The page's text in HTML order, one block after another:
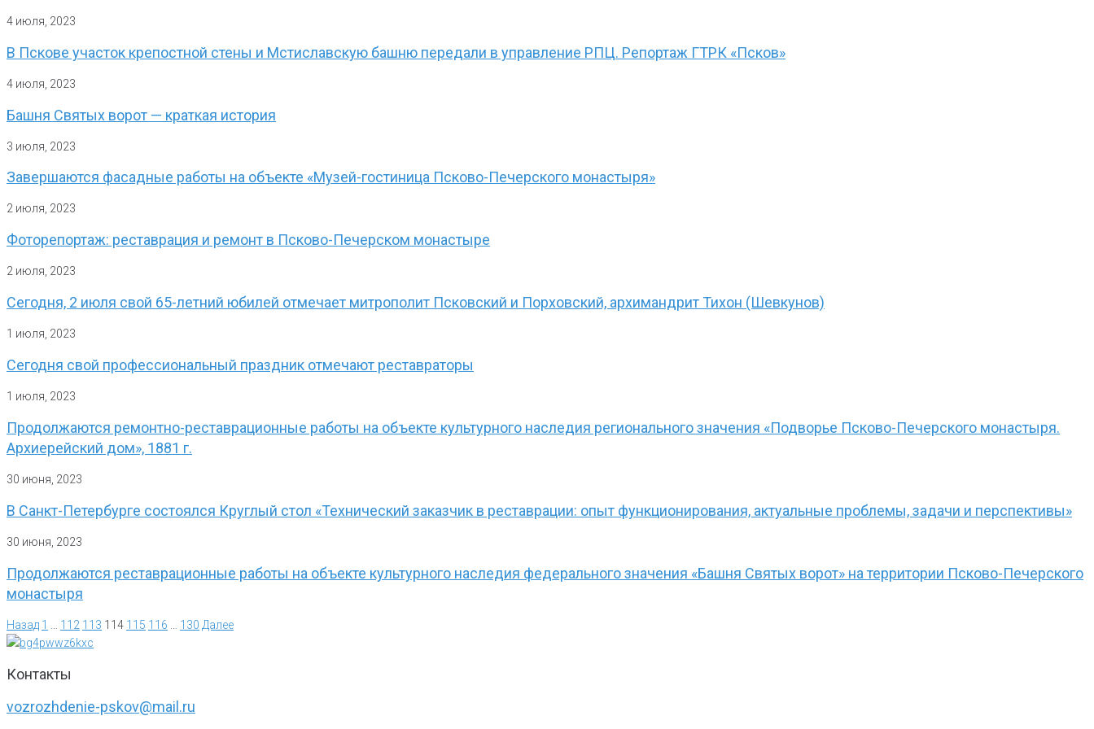
4 июля, 2023
В Пскове участок крепостной стены и Мстиславскую башню передали в управление РПЦ. Репортаж ГТРК «Псков»
4 июля, 2023
Башня Святых ворот — краткая история
3 июля, 2023
Завершаются фасадные работы на объекте «Музей-гостиница Псково-Печерского монастыря»
2 июля, 2023
Фоторепортаж: реставрация и ремонт в Псково-Печерском монастыре
2 июля, 2023
Сегодня, 2 июля свой 65-летний юбилей отмечает митрополит Псковский и Порховский, архимандрит Тихон (Шевкунов)
1 июля, 2023
Сегодня свой профессиональный праздник отмечают реставраторы
1 июля, 2023
Продолжаются ремонтно-реставрационные работы на объекте культурного наследия регионального значения «Подворье Псково-Печерского монастыря.
Архиерейский дом», 1881 г.
30 июня, 2023
В Санкт-Петербурге состоялся Круглый стол «Технический заказчик в реставрации: опыт функционирования, актуальные проблемы, задачи и перспективы»
30 июня, 2023
Продолжаются реставрационные работы на объекте культурного наследия федерального значения «Башня Святых ворот» на территории Псково-Печерского
монастыря
Назад 1 112 113 114 115 116 130 Далее
Контакты
vozrozhdenie-pskov@mail.ru